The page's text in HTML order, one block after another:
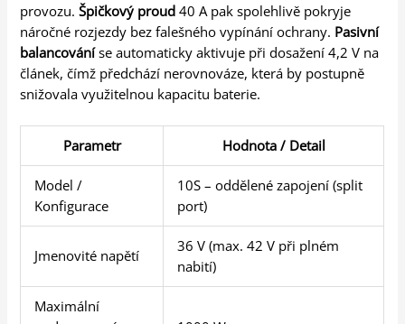
provozu.Špičkový proud 40 A pak spolehlivě pokryje
náročné rozjezdy bez falešného vypínání ochrany. Pasivní
balancováníse automaticky aktivuje při dosažení 4,2 V na
článek, čímž předchází nerovnováze, která by postupně
snižovala využitelnou kapacitu baterie.
Parametr Hodnota / Detail
Model /
Konfigurace
10S – oddělené zapojení (split
port)
Jmenovité napětí
36 V (max. 42 V při plném
nabití)
Maximální